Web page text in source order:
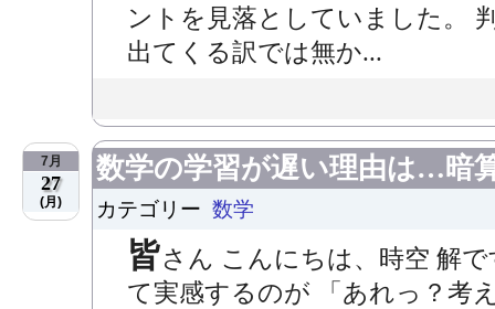
ントを見落としていました。
出てくる訳では無か...
7月
27
(月)
数学の学習が遅い理由は…暗
カテゴリー 数学
皆さん こんにちは、時空 解
て実感するのが 「あれっ？考